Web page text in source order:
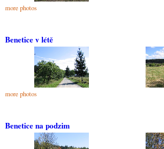
more photos
Benetice v létě
more photos
Benetice na podzim